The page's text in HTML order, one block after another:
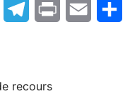
WhatsAppTelegram
Print Email
recours